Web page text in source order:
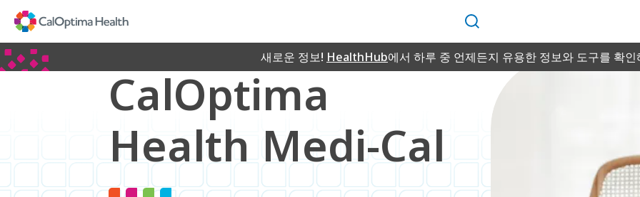
Content
검
색
새로운 정보! HealthHub에서 하루 중 언제든지 유용한 정보와 도구를 확
CalOptima
Health Medi-Cal